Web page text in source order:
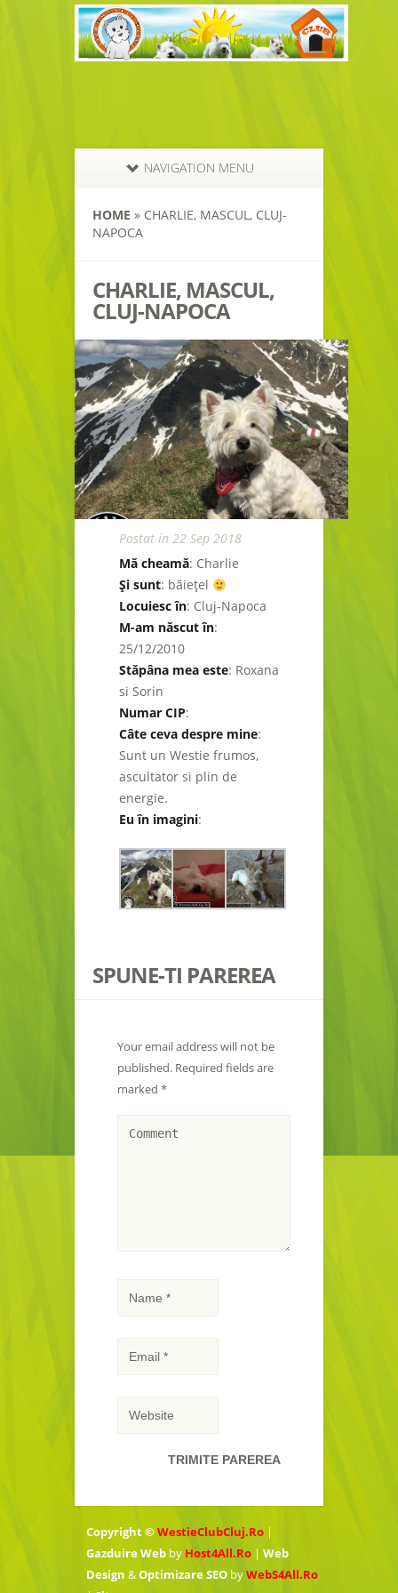
NAVIGATION MENU
HOME » CHARLIE, MASCUL, CLUJ-
NAPOCA
CHARLIE, MASCUL,
CLUJ-NAPOCA
Postat in 22 Sep 2018
Mă cheamă: Charlie
Şi sunt: băieţel
Locuiesc în: Cluj-Napoca
M-am născut în:
25/12/2010
Stăpâna mea este: Roxana
si Sorin
Numar CIP:
Câte ceva despre mine:
Sunt un Westie frumos,
ascultator si plin de
energie.
Eu în imagini:
SPUNE-TI PAREREA
Your email address will not be
published. Required fields are
marked *
Copyright ©WestieClubCluj.Ro |
Gazduire Web by Host4All.Ro | Web
Design &Optimizare SEO byWebS4All.Ro